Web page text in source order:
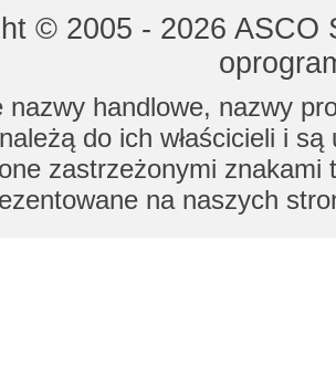
© 2005 - 2026
nazwy handlowe, nazwy
do ich właścicieli i
zastrzeżonymi znakami
na naszych